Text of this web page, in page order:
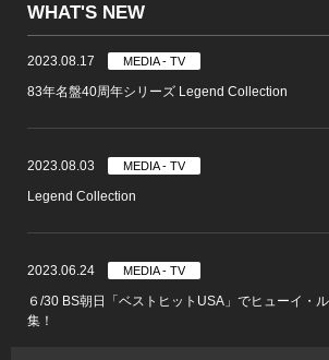
WHAT'S NEW
2023.08.17 MEDIA - TV
83年名盤40周年シリーズ Legend Collection
2023.08.03 MEDIA - TV
Legend Collection
2023.06.24 MEDIA - TV
６/30 BS朝日「ベストヒットUSA」でヒューイ・
集！